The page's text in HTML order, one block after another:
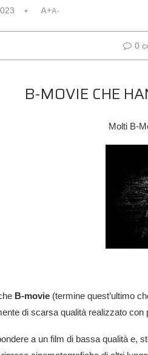
A+A-
0
B-MOVIE CHE
Molti B-
B-movie (termine quest’ultimo
di scarsa qualità realizzato
a un film di bassa qualità e,